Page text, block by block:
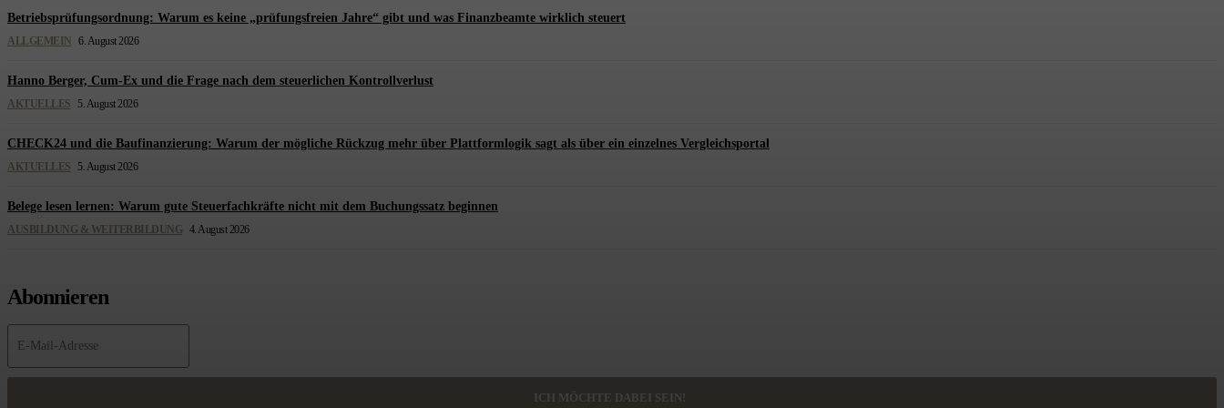
Betriebsprüfungsordnung: Warum es keine „prüfungsfreien Jahre“ gibt und was Finanzbeamte wirklich steuert
ALLGEMEIN 6. August 2026
Hanno Berger, Cum-Ex und die Frage nach dem steuerlichen Kontrollverlust
AKTUELLES 5. August 2026
CHECK24 und die Baufinanzierung: Warum der mögliche Rückzug mehr über Plattformlogik sagt als über ein einzelnes Vergleichsportal
AKTUELLES 5. August 2026
Belege lesen lernen: Warum gute Steuerfachkräfte nicht mit dem Buchungssatz beginnen
AUSBILDUNG & WEITERBILDUNG 4. August 2026
Abonnieren
ICH MÖCHTE DABEI SEIN!